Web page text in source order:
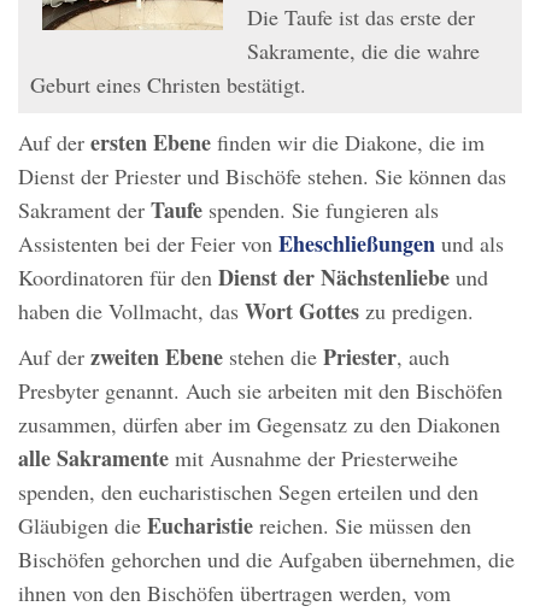
Die Taufe ist das erste der
Sakramente, die die wahre
Geburt eines Christen bestätigt.
Auf der ersten Ebene finden wir die Diakone, die im
Dienst der Priester und Bischöfe stehen. Sie können das
Sakrament der Taufe spenden. Sie fungieren als
Assistenten bei der Feier von Eheschließungen und als
Koordinatoren für den Dienst der Nächstenliebe und
haben die Vollmacht, das Wort Gottes zu predigen.
Auf der zweiten Ebene stehen die Priester, auch
Presbyter genannt. Auch sie arbeiten mit den Bischöfen
zusammen, dürfen aber im Gegensatz zu den Diakonen
alle Sakramente mit Ausnahme der Priesterweihe
spenden, den eucharistischen Segen erteilen und den
Gläubigen die Eucharistie reichen. Sie müssen den
Bischöfen gehorchen und die Aufgaben übernehmen, die
ihnen von den Bischöfen übertragen werden, vom